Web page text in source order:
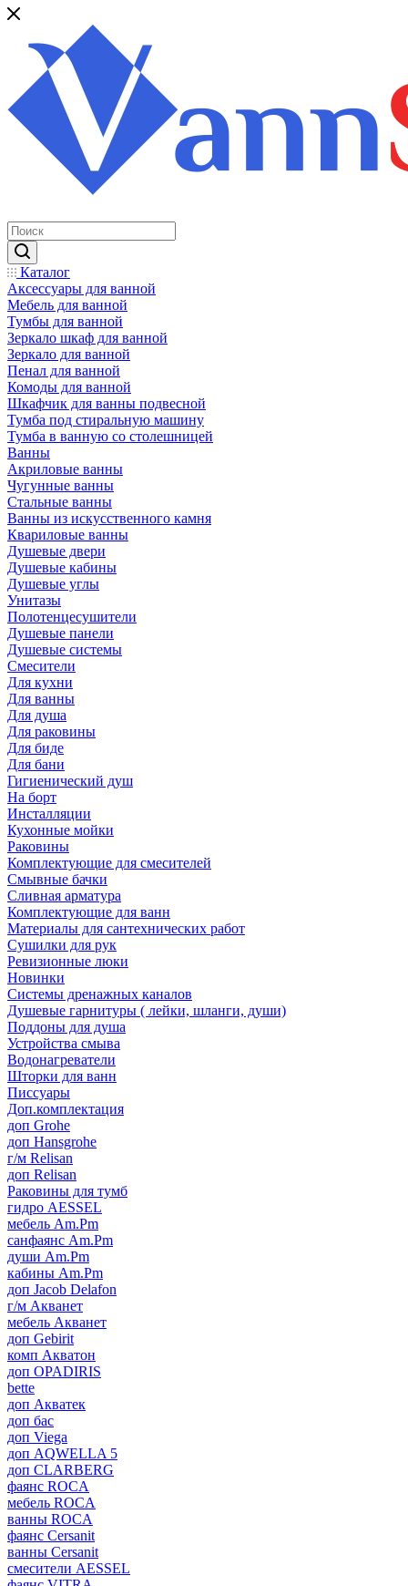
Каталог
Аксессуары для ванной
Мебель для ванной
Тумбы для ванной
Зеркало шкаф для ванной
Зеркало для ванной
Пенал для ванной
Комоды для ванной
Шкафчик для ванны подвесной
Тумба под стиральную машину
Тумба в ванную со столешницей
Ванны
Акриловые ванны
Чугунные ванны
Стальные ванны
Ванны из искусственного камня
Квариловые ванны
Душевые двери
Душевые кабины
Душевые углы
Унитазы
Полотенцесушители
Душевые панели
Душевые системы
Смесители
Для кухни
Для ванны
Для душа
Для раковины
Для биде
Для бани
Гигиенический душ
На борт
Инсталляции
Кухонные мойки
Раковины
Комплектующие для смесителей
Смывные бачки
Сливная арматура
Комплектующие для ванн
Материалы для сантехнических работ
Сушилки для рук
Ревизионные люки
Новинки
Системы дренажных каналов
Душевые гарнитуры ( лейки, шланги, души)
Поддоны для душа
Устройства смыва
Водонагреватели
Шторки для ванн
Писсуары
Доп.комплектация
доп Grohe
доп Hansgrohe
г/м Relisan
доп Relisan
Раковины для тумб
гидро AESSEL
мебель Am.Pm
санфаянс Am.Pm
души Am.Pm
кабины Am.Pm
доп Jacob Delafon
г/м Акванет
мебель Акванет
доп Gebirit
комп Акватон
доп OPADIRIS
bette
доп Акватек
доп бас
доп Viega
доп AQWELLA 5
доп CLARBERG
фаянс ROCA
мебель ROCA
ванны ROCA
фаянс Cersanit
ванны Cersanit
смесители AESSEL